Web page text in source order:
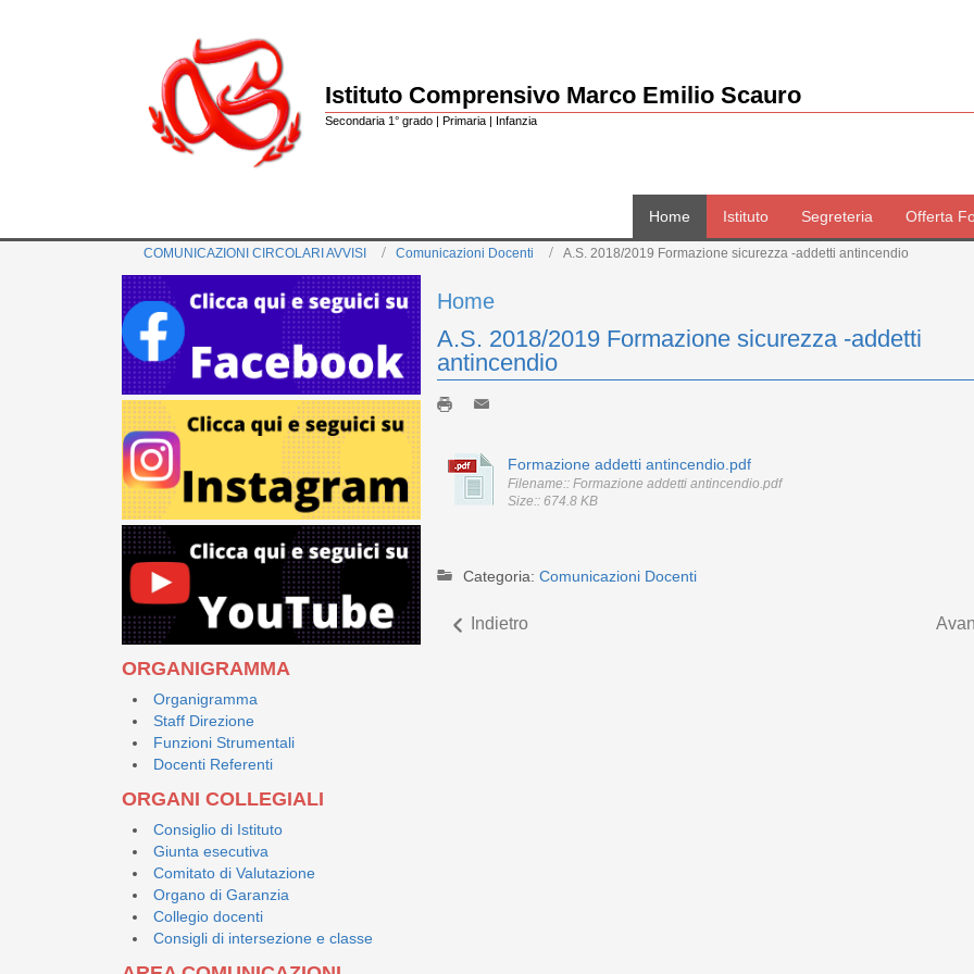
Istituto Comprensivo Marco Emilio Scauro
Secondaria 1° grado | Primaria | Infanzia
Home Istituto Segreteria Offerta
COMUNICAZIONI CIRCOLARI AVVISI Comunicazioni Docenti A.S. 2018/2019 Formazione sicurezza -addetti antincendio
ORGANIGRAMMA
Organigramma
Staff Direzione
Funzioni Strumentali
Docenti Referenti
ORGANI COLLEGIALI
Consiglio di Istituto
Giunta esecutiva
Comitato di Valutazione
Organo di Garanzia
Collegio docenti
Consigli di intersezione e classe
Home
A.S. 2018/2019 Formazione sicurezza -addetti
antincendio
Formazione addetti antincendio.pdf
Filename:: Formazione addetti antincendio.pdf
Size:: 674.8 KB
Categoria: Comunicazioni Docenti
Indietro